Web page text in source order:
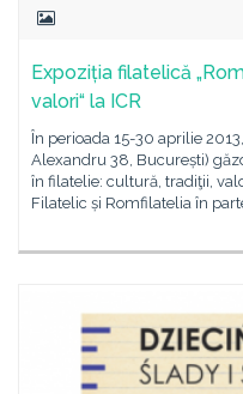
Expoziția filatelică
valori“ la ICR
În perioada 15-30 aprilie
Alexandru 38, București)
în filatelie: cultură, tradiţii,
Filatelic și Romfilatelia în